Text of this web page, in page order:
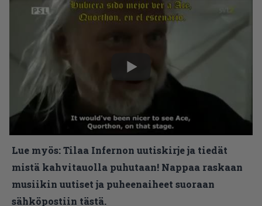
Lue myös:Tilaa Infernon uutiskirje ja tiedät
mistä kahvitauolla puhutaan! Nappaa raskaan
musiikin uutiset ja puheenaiheet suoraan
sähköpostiin tästä.